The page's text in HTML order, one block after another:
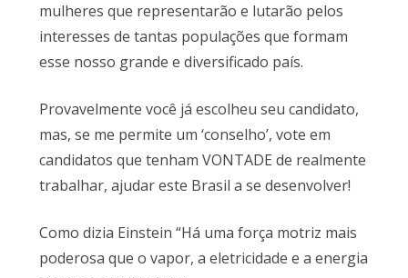
mulheres que representarão e lutarão pelos
interesses de tantas populações que formam
esse nosso grande e diversificado país.
Provavelmente você já escolheu seu candidato,
mas, se me permite um ‘conselho’, vote em
candidatos que tenham VONTADE de realmente
trabalhar, ajudar este Brasil a se desenvolver!
Como dizia Einstein “Há uma força motriz mais
poderosa que o vapor, a eletricidade e a energia